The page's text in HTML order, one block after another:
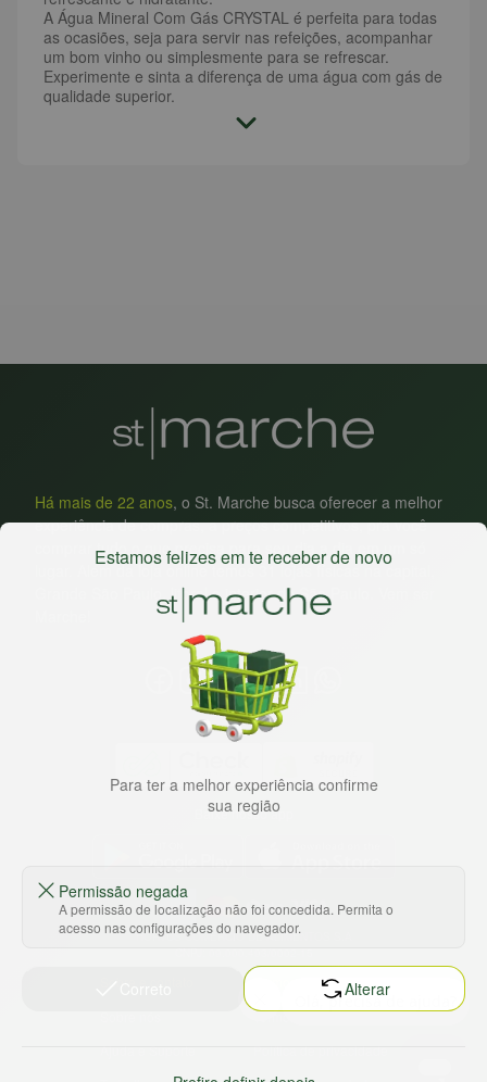
A Água Mineral Com Gás CRYSTAL é perfeita para todas
as ocasiões, seja para servir nas refeições, acompanhar
um bom vinho ou simplesmente para se refrescar.
Experimente e sinta a diferença de uma água com gás de
qualidade superior.
Há mais de 22 anos, o St. Marche busca oferecer a melhor
experiência de compras, a preços competitivos, pra você
comprar tudo o que precisa para seu dia a dia em um só
lugar. Além da loja online temos 31 lojas físicas na capital,
Grande São Paulo, litoral e interior de São Paulo. Vem ser
HORTUS COMERCIO DE ALIMENTOS S.A
Termos e políticas
Termos de serviço
Baixe nosso app
Estamos felizes em te receber de novo
Para ter a melhor experiência confirme
sua região
Permissão negada
A permissão de localização não foi concedida. Permita o
acesso nas configurações do navegador.
Alterar